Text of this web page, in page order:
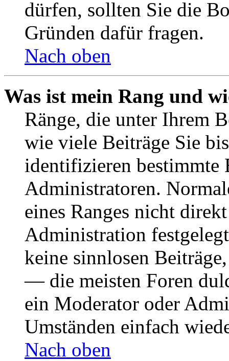
dürfen, sollten Sie die
Gründen dafür fragen.
Nach oben
Was ist mein Rang und
Ränge, die unter Ihrem
wie viele Beiträge Sie
identifizieren bestimmte
Administratoren.
eines Ranges nicht
Administration
keine sinnlosen
— die meisten Foren
ein Moderator oder
Umständen einfach
Nach oben